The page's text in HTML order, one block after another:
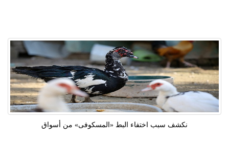
نكشف سبب اختفاء البط «المسكوفى» من أسواق